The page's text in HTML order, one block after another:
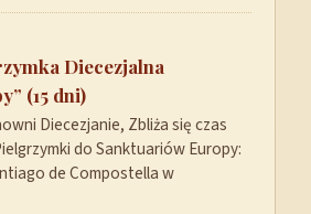
Diecezjalna
(15 dni)
Diecezjanie, Zbliża się czas
do Sanktuariów Europy:
de Compostella w